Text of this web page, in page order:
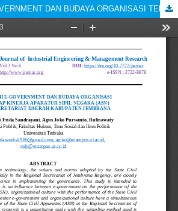
PENGARUH E-GOVERNMENT DAN BUDAYA ORGANISASI TERHADAP KINERJA APARATUR SIPIL NEGARA (ASN) PADA SEKRETARIAT DAERAH KABUPATEN JEMBRANA